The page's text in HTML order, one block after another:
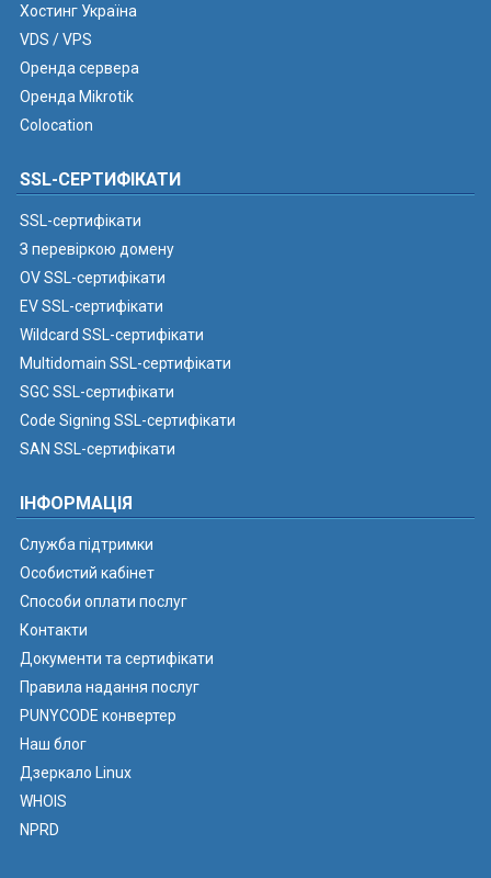
Хостинг Україна
VDS / VPS
Оренда сервера
Оренда Mikrotik
Colocation
SSL-СЕРТИФІКАТИ
SSL-сертифікати
З перевіркою домену
OV SSL-сертифікати
EV SSL-сертифікати
Wildcard SSL-сертифікати
Multidomain SSL-сертифікати
SGC SSL-сертифікати
Code Signing SSL-сертифікати
SAN SSL-сертифікати
ІНФОРМАЦІЯ
Служба підтримки
Особистий кабінет
Способи оплати послуг
Контакти
Документи та сертифікати
Правила надання послуг
PUNYCODE конвертер
Наш блог
Дзеркало Linux
WHOIS
NPRD